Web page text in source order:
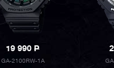
19 990P
GA-2100RW-1A